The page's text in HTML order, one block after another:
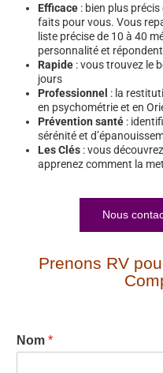
Efficace : bien plus
faits pour vous. Vous
liste précise de 10 à 40
personnalité et
Rapide : vous trouvez le
jours
Professionnel : la
en psychométrie et en
Prévention santé :
sérénité et
Les Clés : vous
apprenez comment la
Nous
Prenons RV
Nom *